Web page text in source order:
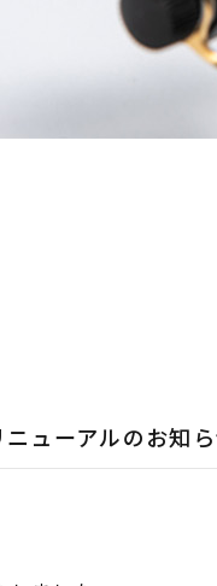
ューアルのお知